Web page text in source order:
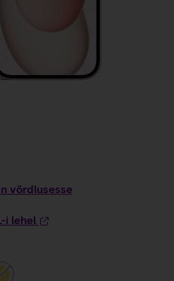
võrdlusesse
i lehel
kollane